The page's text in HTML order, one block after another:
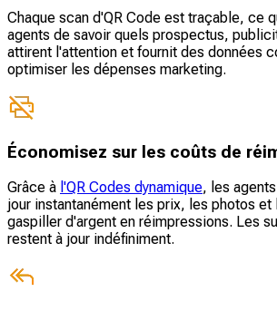
Chaque scan d'QR Code est traçable, ce
agents de savoir quels prospectus,
attirent l'attention et fournit des données
optimiser les dépenses marketing.
Économisez sur les coûts de
Grâce à l'QR Codes dynamique, les
jour instantanément les prix, les photos et
gaspiller d'argent en réimpressions. Les
restent à jour indéfiniment.